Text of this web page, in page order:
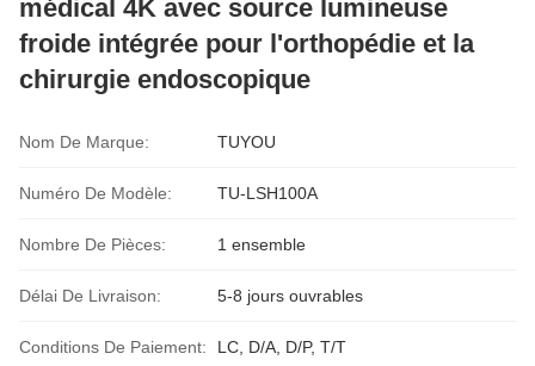
médical 4K avec source lumineuse
froide intégrée pour l'orthopédie et la
chirurgie endoscopique
Nom De Marque: TUYOU
Numéro De Modèle: TU-LSH100A
Nombre De Pièces: 1 ensemble
Délai De Livraison: 5-8 jours ouvrables
Conditions De Paiement: LC, D/A, D/P, T/T